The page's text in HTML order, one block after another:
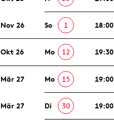
Nov 26 So 1 18:00
Okt 26 Mo 12 19:30
Mär 27 Mo 15 19:00
Mär 27 Di 30 19:00